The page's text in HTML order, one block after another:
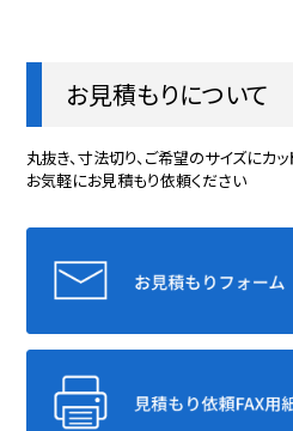
（カレンダープレス）
ナイロン 7
お見積もりについて
丸抜き、寸法切り、ご希望のサイズにカッ
お気軽にお見積もり依頼ください